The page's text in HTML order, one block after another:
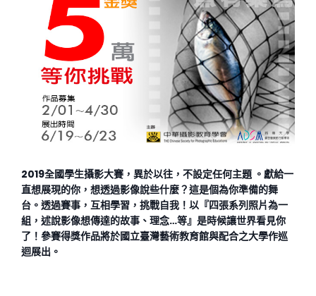
2019全國學生攝影大賽，異於以往，不設定任何主題 。獻給一
直想展現的你，想透過影像說些什麼？這是個為你準備的舞
台。透過賽事，互相學習，挑戰自我！以『四張系列照片為一
組，述說影像想傳達的故事、理念…等』是時候讓世界看見你
了！參賽得獎作品將於國立臺灣藝術教育館與配合之大學作巡
迴展出。